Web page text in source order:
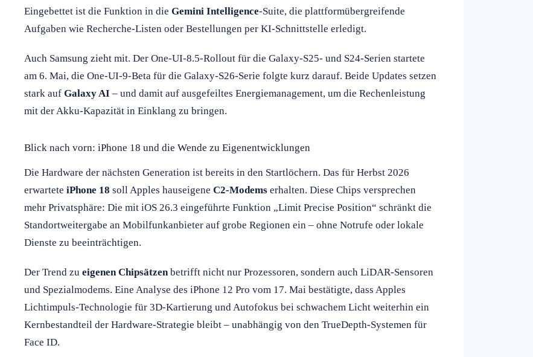
Eingebettet ist die Funktion in die Gemini Intelligence-Suite, die plattformübergreifende
Aufgaben wie Recherche-Listen oder Bestellungen per KI-Schnittstelle erledigt.
Auch Samsung zieht mit. Der One-UI-8.5-Rollout für die Galaxy-S25- und S24-Serien startete
am 6. Mai, die One-UI-9-Beta für die Galaxy-S26-Serie folgte kurz darauf. Beide Updates setzen
stark auf Galaxy AI – und damit auf ausgefeiltes Energiemanagement, um die Rechenleistung
mit der Akku-Kapazität in Einklang zu bringen.
Blick nach vorn: iPhone 18 und die Wende zu Eigenentwicklungen
Die Hardware der nächsten Generation ist bereits in den Startlöchern. Das für Herbst 2026
erwartete iPhone 18 soll Apples hauseigene C2-Modems erhalten. Diese Chips versprechen
mehr Privatsphäre: Die mit iOS 26.3 eingeführte Funktion „Limit Precise Position“ schränkt die
Standortweitergabe an Mobilfunkanbieter auf grobe Regionen ein – ohne Notrufe oder lokale
Dienste zu beeinträchtigen.
Der Trend zu eigenen Chipsätzen betrifft nicht nur Prozessoren, sondern auch LiDAR-Sensoren
und Spezialmodems. Eine Analyse des iPhone 12 Pro vom 17. Mai bestätigte, dass Apples
Lichtimpuls-Technologie für 3D-Kartierung und Autofokus bei schwachem Licht weiterhin ein
Kernbestandteil der Hardware-Strategie bleibt – unabhängig von den TrueDepth-Systemen für
Face ID.